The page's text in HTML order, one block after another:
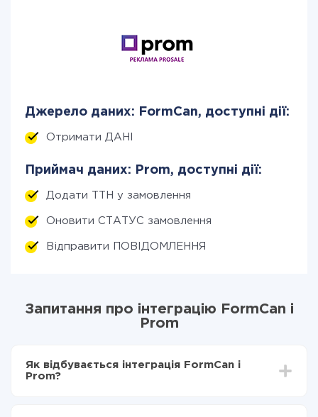
Джерело даних: FormCan, доступні дії:
Отримати ДАНІ
Приймач даних: Prom, доступні дії:
Додати ТТН у замовлення
Оновити СТАТУС замовлення
Відправити ПОВІДОМЛЕННЯ
Запитання про інтеграцію FormCan і
Prom
Як відбувається інтеграція FormCan і
Prom?